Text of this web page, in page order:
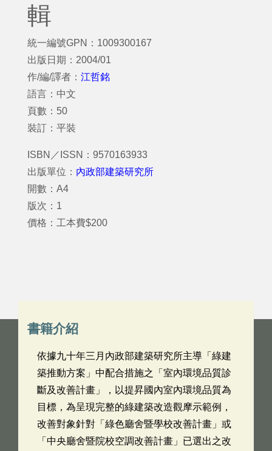
輯
統一編號GPN：1009300167
出版日期：2004/01
作/編/譯者： 江哲銘
語言：中文
頁數：50
裝訂：平裝
ISBN／ISSN：9570163933
出版單位： 內政部建築研究所
開數：A4
版次：1
價格：工本費$200
書籍介紹
依據九十年三月內政部建築研究所主導「綠建
築推動方案」中配合措施之「室內環境品質診
斷及改善計畫」，以提昇國內室內環境品質為
目標，為呈現完整的綠建築改造觀摩示範例，
改善對象針對「綠色廳舍暨學校改善計畫」或
「中央廳舍暨院校空調改善計畫」已選出之改